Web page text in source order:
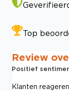
Top
Review
Positief
Klanten